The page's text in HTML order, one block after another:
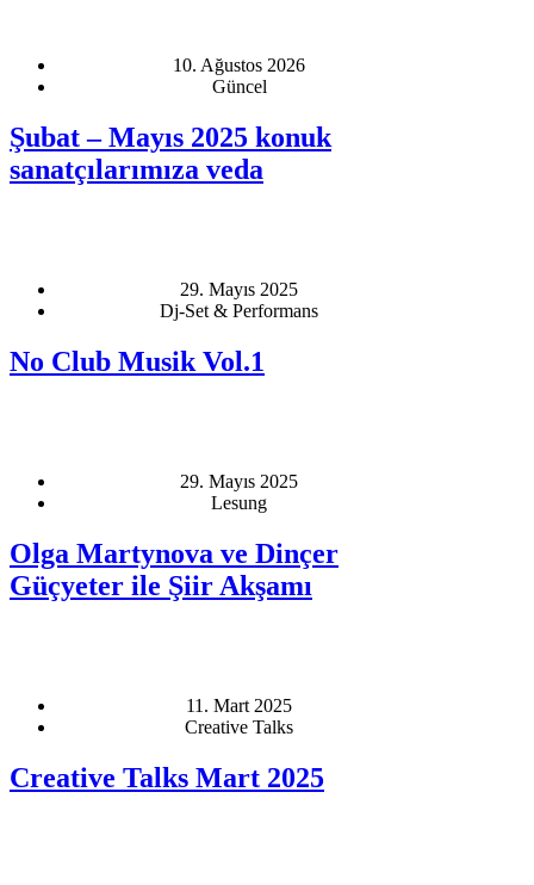
10. Ağustos 2026
Güncel
Şubat – Mayıs 2025 konuk
sanatçılarımıza veda
29. Mayıs 2025
Dj-Set & Performans
No Club Musik Vol.1
29. Mayıs 2025
Lesung
Olga Martynova ve Dinçer
Güçyeter ile Şiir Akşamı
11. Mart 2025
Creative Talks
Creative Talks Mart 2025